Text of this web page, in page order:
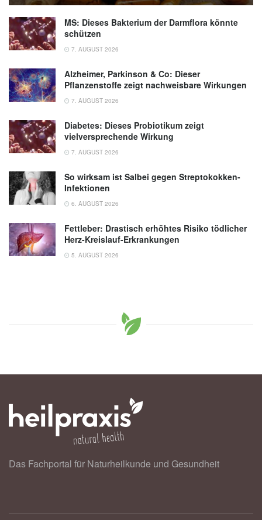
MS: Dieses Bakterium der Darmflora könnte
schützen
7. AUGUST 2026
Alzheimer, Parkinson & Co: Dieser
Pflanzenstoffe zeigt nachweisbare Wirkungen
7. AUGUST 2026
Diabetes: Dieses Probiotikum zeigt
vielversprechende Wirkung
7. AUGUST 2026
So wirksam ist Salbei gegen Streptokokken-
Infektionen
6. AUGUST 2026
Fettleber: Drastisch erhöhtes Risiko tödlicher
Herz-Kreislauf-Erkrankungen
5. AUGUST 2026
Das Fachportal für Naturheilkunde und Gesundheit